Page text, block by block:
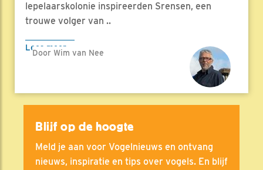
lepelaarskolonie inspireerden Srensen, een
trouwe volger van ..
Lees meer
Door Wim van Nee
Blijf op de hoogte
Meld je aan voor Vogelnieuws en ontvang
nieuws, inspiratie en tips over vogels. En blijf